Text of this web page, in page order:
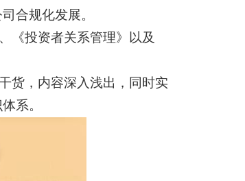
合规化发展。
、《投资者关系管理》以及
货，内容深入浅出，同时实
系。